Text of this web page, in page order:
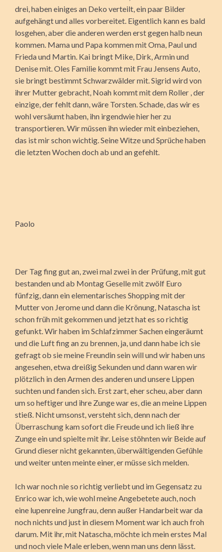
drei, haben einiges an Deko verteilt, ein paar Bilder
aufgehängt und alles vorbereitet. Eigentlich kann es bald
losgehen, aber die anderen werden erst gegen halb neun
kommen. Mama und Papa kommen mit Oma, Paul und
Frieda und Martin. Kai bringt Mike, Dirk, Armin und
Denise mit. Oles Familie kommt mit Frau Jensens Auto,
sie bringt bestimmt Schwarzwälder mit. Sigrid wird von
ihrer Mutter gebracht, Noah kommt mit dem Roller , der
einzige, der fehlt dann, wäre Torsten. Schade, das wir es
wohl versäumt haben, ihn irgendwie hier her zu
transportieren. Wir müssen ihn wieder mit einbeziehen,
das ist mir schon wichtig. Seine Witze und Sprüche haben
die letzten Wochen doch ab und an gefehlt.
Paolo
Der Tag fing gut an, zwei mal zwei in der Prüfung, mit gut
bestanden und ab Montag Geselle mit zwölf Euro
fünfzig, dann ein elementarisches Shopping mit der
Mutter von Jerome und dann die Krönung, Natascha ist
schon früh mit gekommen und jetzt hat es so richtig
gefunkt. Wir haben im Schlafzimmer Sachen eingeräumt
und die Luft fing an zu brennen, ja, und dann habe ich sie
gefragt ob sie meine Freundin sein will und wir haben uns
angesehen, etwa dreißig Sekunden und dann waren wir
plötzlich in den Armen des anderen und unsere Lippen
suchten und fanden sich. Erst zart, eher scheu, aber dann
um so heftiger und ihre Zunge war es, die an meine Lippen
stieß. Nicht umsonst, versteht sich, denn nach der
Überraschung kam sofort die Freude und ich ließ ihre
Zunge ein und spielte mit ihr. Leise stöhnten wir Beide auf
Grund dieser nicht gekannten, überwältigenden Gefühle
und weiter unten meinte einer, er müsse sich melden.
Ich war noch nie so richtig verliebt und im Gegensatz zu
Enrico war ich, wie wohl meine Angebetete auch, noch
eine lupenreine Jungfrau, denn außer Handarbeit war da
noch nichts und just in diesem Moment war ich auch froh
darum. Mit ihr, mit Natascha, möchte ich mein erstes Mal
und noch viele Male erleben, wenn man uns denn lässt.